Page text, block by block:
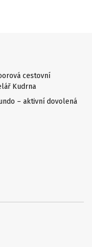
cestovní
Kudrna
– aktivní dovolená